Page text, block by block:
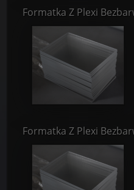
Formatka Z Plexi
Formatka Z Plexi